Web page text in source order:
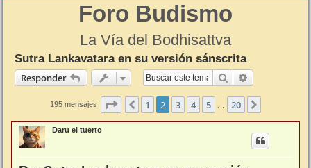
Foro Budismo
La Vía del Bodhisattva
Sutra Lankavatara en su versión sánscrita
Responder
Buscar
195 mensajes Página de 20
Anterior
1 2 3 4 5 20
Daru el tuerto